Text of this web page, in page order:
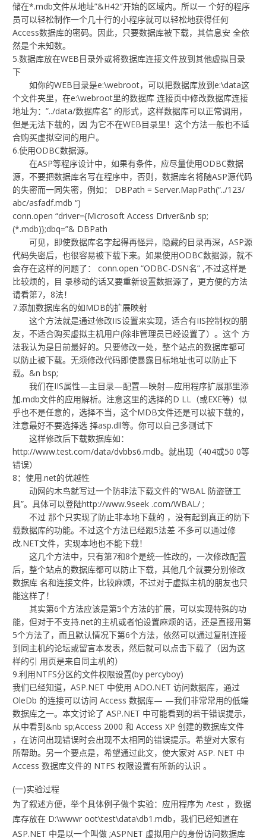
储在*.mdb文件从地址”&H42″开始的区域内。所以一 个好的程序
员可以轻松制作一个几十行的小程序就可以轻松地获得任何
Access数据库的密码。因此，只要数据库被下载，其信息安 全依
然是个未知数。
5.数据库放在WEB目录外或将数据库连接文件放到其他虚拟目录
下
如你的WEB目录是e:\webroot，可以把数据库放到e:\data这
个文件夹里，在e:\webroot里的数据库 连接页中修改数据库连接
地址为：”../data/数据库名” 的形式，这样数据库可以正常调用，
但是无法下载的，因 为它不在WEB目录里！这个方法一般也不适
合购买虚拟空间的用户。
6.使用ODBC数据源。
在ASP等程序设计中，如果有条件，应尽量使用ODBC数据
源，不要把数据库名写在程序中，否则，数据库名将随ASP源代码
的失密而一同失密，例如： DBPath = Server.MapPath(“../123/
abc/asfadf.mdb “)
conn.open “driver={Microsoft Access Driver&nb sp;
(*.mdb)};dbq=”& DBPath
可见，即使数据库名字起得再怪异，隐藏的目录再深，ASP源
代码失密后，也很容易被下载下来。如果使用ODBC数据源，就不
会存在这样的问题了： conn.open “ODBC-DSN名” ,不过这样是
比较烦的，目 录移动的话又要重新设置数据源了，更方便的方法
请看第7，8法！
7.添加数据库名的如MDB的扩展映射
这个方法就是通过修改IIS设置来实现，适合有IIS控制权的朋
友，不适合购买虚拟主机用户(除非管理员已经设置了）。这个 方
法我认为是目前最好的。只要修改一处，整个站点的数据库都可
以防止被下载。无须修改代码即使暴露目标地址也可以防止下
载。&n bsp;
我们在IIS属性—主目录—配置—映射—应用程序扩展那里添
加.mdb文件的应用解析。注意这里的选择的D LL（或EXE等）似
乎也不是任意的，选择不当，这个MDB文件还是可以被下载的，
注意最好不要选择选 择asp.dll等。你可以自己多测试下
这样修改后下载数据库如：
http://www.test.com/data/dvbbs6.mdb。就出现（404或50 0等
错误）
8：使用.net的优越性
动网的木鸟就写过一个防非法下载文件的”WBAL 防盗链工
具”。具体可以登陆http://www.9seek .com/WBAL/ ;
不过 那个只实现了防止非本地下载的 ，没有起到真正的防下
载数据库的功能。不过这个方法已经跟5法差 不多可以通过修
改.NET文件，实现本地也不能下载！
这几个方法中，只有第7和8个是统一性改的，一次修改配置
后，整个站点的数据库都可以防止下载，其他几个就要分别修改
数据库 名和连接文件，比较麻烦，不过对于虚拟主机的朋友也只
能这样了！
其实第6个方法应该是第5个方法的扩展，可以实现特殊的功
能，但对于不支持.net的主机或者怕设置麻烦的话，还是直接用第
5个方法了，而且默认情况下第6个方法，依然可以通过复制连接
到同主机的论坛或留言本发表，然后就可以点击下载了（因为这
样的引 用页是来自同主机的）
9.利用NTFS分区的文件权限设置(by percyboy)
我们已经知道，ASP.NET 中使用 ADO.NET 访问数据库，通过
OleDb 的连接可以访问 Access 数据库— —我们非常常用的低端
数据库之一。本文讨论了 ASP.NET 中可能看到的若干错误提示，
从中看到&nb sp;Access 2000 和 Access XP 创建的数据库文件
，在访问出现错误时会出现不太相同的错误提示。希望对大家有
所帮助。另一个要点是，希望通过此文，使大家对 ASP. NET 中
Access 数据库文件的 NTFS 权限设置有所新的认识 。
(一)实验过程
为了叙述方便，举个具体例子做个实验：应用程序为 /test ，数据
库存放在 D:\wwwr oot\test\data\db1.mdb，我们已经知道在
ASP.NET 中是以一个叫做 ;ASPNET 虚拟用户的身份访问数据库